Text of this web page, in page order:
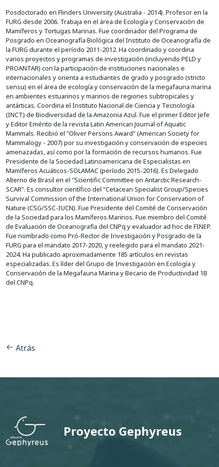
Posdoctorado en Flinders University (Australia - 2014). Profesor en la
FURG desde 2006. Trabaja en el área de Ecología y Conservación de
Mamíferos y Tortugas Marinas. Fue coordinador del Programa de
Posgrado en Oceanografía Biológica del Instituto de Oceanografía de
la FURG durante el período 2011-2012. Ha coordinado y coordina
varios proyectos y programas de investigación (incluyendo PELD y
PROANTAR) con la participación de instituciones nacionales e
internacionales y orienta a estudiantes de grado y posgrado (stricto
sensu) en el área de ecología y conservación de la megafauna marina
en ambientes estuarinos y marinos de regiones subtropicales y
antárticas. Coordina el Instituto Nacional de Ciencia y Tecnología
(INCT) de Biodiversidad de la Amazonia Azul. Fue el primer Editor Jefe
y Editor Emérito de la revista Latin American Journal of Aquatic
Mammals. Recibió el "Oliver Persons Award" (American Society for
Mammalogy - 2007) por su investigación y conservación de especies
amenazadas, así como por la formación de recursos humanos. Fue
Presidente de la Sociedad Latinoamericana de Especialistas en
Mamíferos Acuáticos-SOLAMAC (período 2015-2016). Es Delegado
Alterno de Brasil en el "Scientific Committee on Antarctic Research-
SCAR". Es consultor científico del "Cetacean Specialist Group/Species
Survival Commission of the International Union for Conservation of
Nature (CSG/SSC-IUCN). Fue Presidente del Comité de Conservación
de la Sociedad para los Mamíferos Marinos. Fue miembro del Comité
de Evaluación de Oceanografía del CNPq y evaluador ad hoc de FINEP.
Fue nombrado como Pró-Rector de Investigación y Posgrado de la
FURG para el mandato 2017-2020, y reelegido para el mandato 2021-
2024. Ha publicado aproximadamente 185 artículos en revistas
especializadas. Es líder del Grupo de Investigación en Ecología y
Conservación de la Megafauna Marina y Becario de Productividad 1B
del CNPq.
Atrás
Proyecto Gephyreus